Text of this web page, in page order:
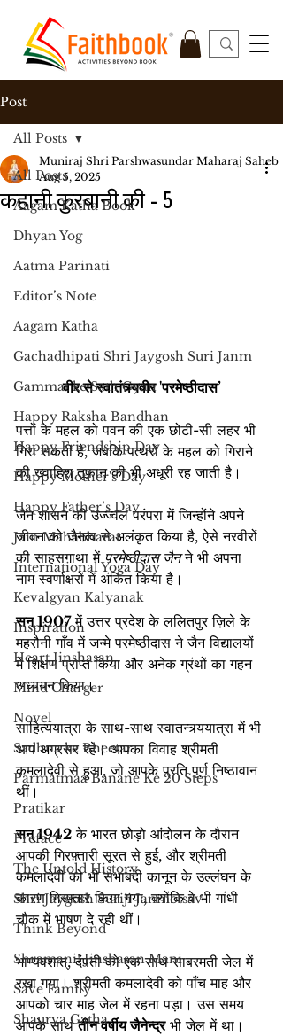
Post
All Posts
Aagam Katha Book
Dhyan Yog
Aatma Parinati
Editor’s Note
Aagam Katha
Gachadhipati Shri Jaygosh Suri Janm
Gammat ke Sath Gyan
Happy Raksha Bandhan
Happy Friendship Day
Happy Mother's Day
Happy Father’s Day
Jain Mahabharat
International Yoga Day
Kevalgyan Kalyanak
Inspiration
Heart Jinshasan
Mind Charger
Novel
Sadhna ke Bheetar
Parmatmaa Banane Ke 20 Steps
Pratikar
Preface
The Untold History
Shri Jaygosh Suriji Janmotsav
Think Beyond
Shramani! Jinshasan Mani
Save Family
Shaurya Gatha
All Posts
कहानी कुरबानी की - 5
Muniraj Shri Parshwasundar Maharaj Saheb
Aug 5, 2025
वीर से स्वातंत्र्यवीर 'परमेष्ठीदास’
पत्तों के महल को पवन की एक छोटी-सी लहर भी
गिरा सकती है, जबकि पत्थरों के महल को गिराने
की ख्वाहिश तूफ़ान की भी अधूरी रह जाती है।
जैन शासन की उज्ज्वल परंपरा में जिन्होंने अपने
जीवन को जैनत्व से अलंकृत किया है, ऐसे नरवीरों
की साहसगाथा में परमेष्ठीदास जैन ने भी अपना
नाम स्वर्णाक्षरों में अंकित किया है।
सन् 1907 में उत्तर प्रदेश के ललितपुर ज़िले के
महरौनी गाँव में जन्मे परमेष्ठीदास ने जैन विद्यालयों
में शिक्षण प्राप्त किया और अनेक ग्रंथों का गहन
अध्ययन किया।
साहित्ययात्रा के साथ-साथ स्वातन्त्र्ययात्रा में भी
आप अग्रसर रहे। आपका विवाह श्रीमती
कमलादेवी से हुआ, जो आपके प्रति पूर्ण निष्ठावान
थीं।
सन् 1942 के भारत छोड़ो आंदोलन के दौरान
आपकी गिरफ़्तारी सूरत से हुई, और श्रीमती
कमलादेवी को भी सभाबंदी कानून के उल्लंघन के
कारण गिरफ़्तार किया गया, क्योंकि वे भी गांधी
चौक में भाषण दे रही थीं।
भाग्यवशात्, दंपती को एक साथ साबरमती जेल में
रखा गया। श्रीमती कमलादेवी को पाँच माह और
आपको चार माह जेल में रहना पड़ा। उस समय
आपके साथ तीन वर्षीय जैनेन्द्र भी जेल में था।